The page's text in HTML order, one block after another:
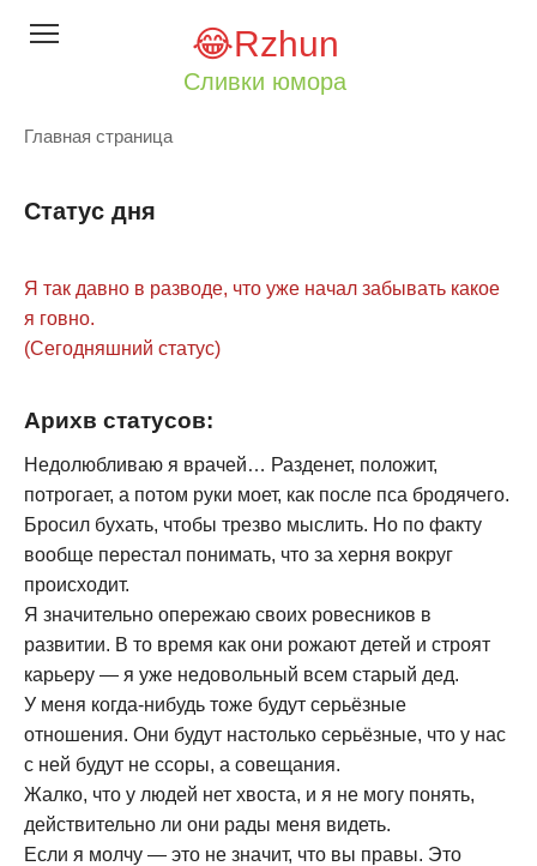
😂Rzhun
Сливки юмора
Главная страница
Статус дня
Я так давно в разводе, что уже начал забывать какое
я говно.
(Сегодняшний статус)
Арихв статусов:
Недолюбливаю я врачей… Разденет, положит,
потрогает, а потом руки моет, как после пса бродячего.
Бросил бухать, чтобы трезво мыслить. Но по факту
вообще перестал понимать, что за херня вокруг
происходит.
Я значительно опережаю своих ровесников в
развитии. В то время как они рожают детей и строят
карьеру — я уже недовольный всем старый дед.
У меня когда-нибудь тоже будут серьёзные
отношения. Они будут настолько серьёзные, что у нас
с ней будут не ссоры, а совещания.
Жалко, что у людей нет хвоста, и я не могу понять,
действительно ли они рады меня видеть.
Если я молчу — это не значит, что вы правы. Это